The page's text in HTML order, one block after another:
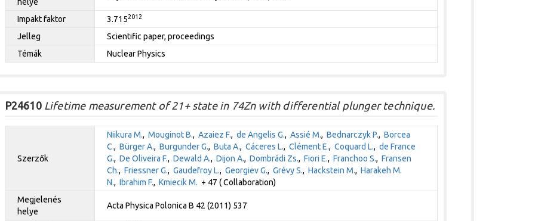
helye
Impakt faktor 3.7152012
Jelleg
Scientific paper, proceedings
Témák
Nuclear Physics
P24610Lifetime measurement of 21+ state in 74Zn with differential plunger technique.
Szerzők
Niikura M., Mouginot B., Azaiez F., de Angelis G., Assié M., Bednarczyk P., Borcea
C., Bürger A., Burgunder G., Buta A., Cáceres L., Clément E., Coquard L., de France
G., De Oliveira F., Dewald A., Dijon A., Dombrádi Zs., Fiori E., Franchoo S., Fransen
Ch., Friessner G., Gaudefroy L., Georgiev G., Grévy S., Hackstein M., Harakeh M.
N., Ibrahim F., Kmiecik M. + 47 ( Collaboration)
Megjelenés
helye
Acta Physica Polonica B 42 (2011) 537